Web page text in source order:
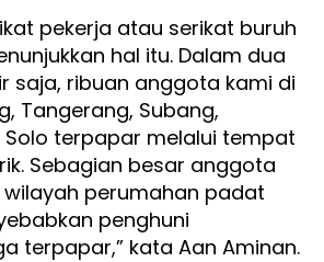
pekerja atau serikat buruh
hal itu. Dalam dua
saja, ribuan anggota kami di
Tangerang, Subang,
Solo terpapar melalui tempat
Sebagian besar anggota
perumahan padat
penghuni
terpapar,” kata Aan Aminan.